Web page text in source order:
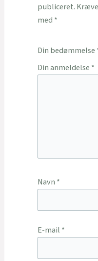
publiceret.
med *
Din bedømmelse
Din anmeldelse *
Navn *
E-mail *